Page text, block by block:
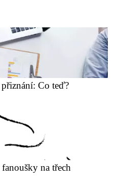
Co teď?
na třech